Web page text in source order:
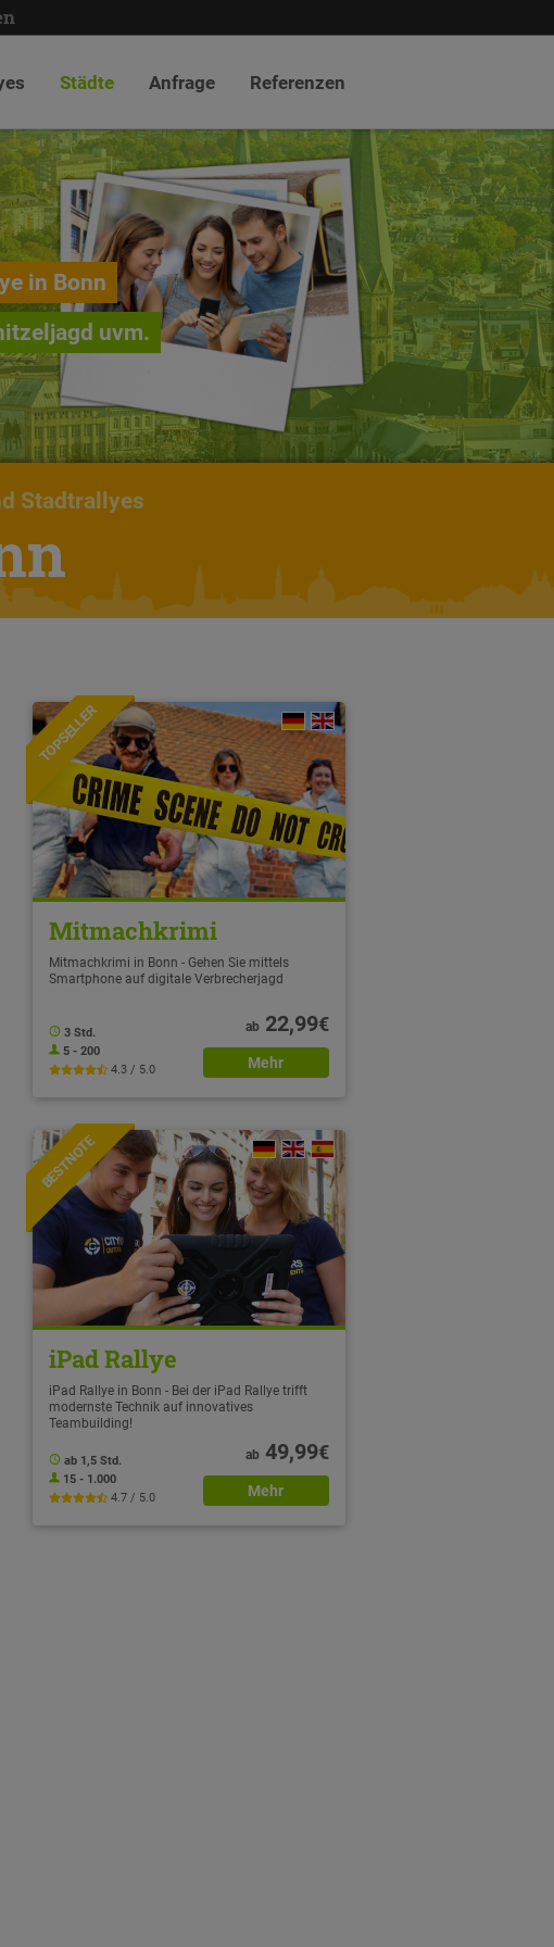
Städte Anfrage Referenzen
in Bonn
uvm.
Stadtrallyes
TOPSELLER
Mitmachkrimi
Mitmachkrimi in Bonn - Gehen Sie mittels
Smartphone auf digitale Verbrecherjagd
3 Std.
5 - 200
4.3 / 5.0
ab22,99€
Mehr
BESTNOTE
iPad Rallye
iPad Rallye in Bonn - Bei der iPad Rallye trifft
modernste Technik auf innovatives
Teambuilding!
ab 1,5 Std.
15 - 1.000
4.7 / 5.0
ab49,99€
Mehr